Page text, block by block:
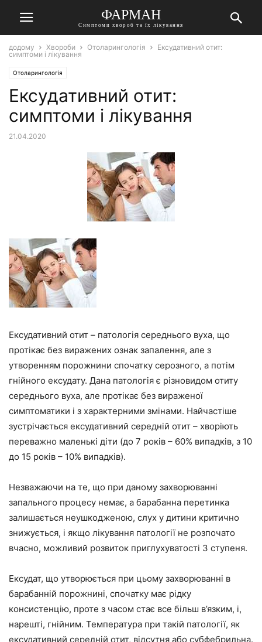
ФАРМАН
Симптоми хвороб та їх лікування
додому Хвороби Отоларингологія
Ексудативний отит:
симптоми і лікування
Отоларингологія
Ексудативний отит:
симптоми і лікування
21.04.2020
Ексудативний отит – патологія середнього вуха, що
протікає без виражених ознак запалення, але з
утворенням порожнини спочатку серозного, а потім
гнійного ексудату. Дана патологія є різновидом отиту
середнього вуха, але протікає без вираженої
симптоматики і з характерними змінами. Найчастіше
зустрічається ексудативний середній отит – хворіють
переважно маленькі діти (до 7 років – 60% випадків, з 10
до 15 років – 10% випадків).
Незважаючи на те, що при даному захворюванні
запального процесу немає, а барабанна перетинка
залишається неушкодженою, слух у дитини критично
знижується, і якщо лікування патології не розпочато
вчасно, можливий розвиток приглухуватості 3 ступеня.
Ексудат, що утворюється при цьому захворюванні в
барабанній порожнині, спочатку має рідку
консистенцію, проте з часом стає все більш в’язким, і,
нарешті, гнійним. Температура при такій патології, як
ексудативний середній отит, відсутня або субфебрильна.